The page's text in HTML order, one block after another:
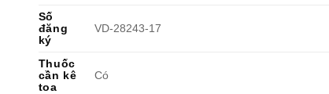
Số
đăng
ký
VD-28243-17
Thuốc
cần kê
toa
Có